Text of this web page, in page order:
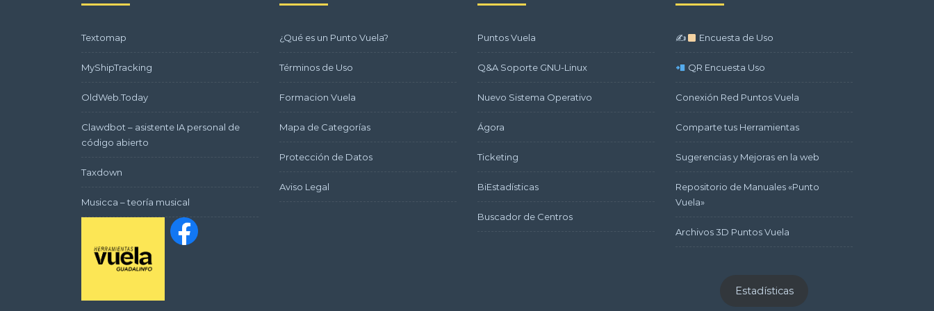
Textomap
MyShipTracking
OldWeb.Today
Clawdbot – asistente IA personal de
código abierto
Taxdown
Musicca – teoría musical
¿Qué es un Punto Vuela?
Términos de Uso
Formacion Vuela
Mapa de Categorías
Protección de Datos
Aviso Legal
Puntos Vuela
Q&A Soporte GNU-Linux
Nuevo Sistema Operativo
Ágora
Ticketing
BiEstadísticas
Buscador de Centros
✍ Encuesta de Uso
QR Encuesta Uso
Conexión Red Puntos Vuela
Comparte tus Herramientas
Sugerencias y Mejoras en la web
Repositorio de Manuales «Punto
Vuela»
Archivos 3D Puntos Vuela
Estadísticas